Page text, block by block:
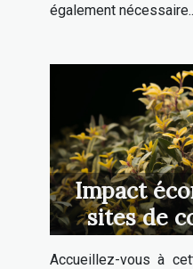
également
Impact
sites de
Accueillez-vous à